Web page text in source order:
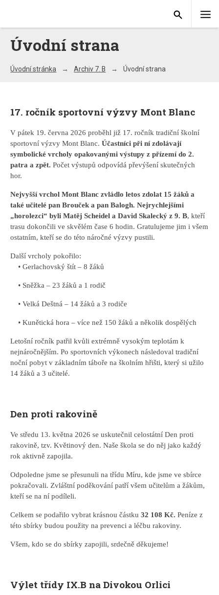
Úvodní strana
Úvodní stránka Archiv 7. B Úvodní strana
17. ročník sportovní výzvy Mont Blanc
V pátek 19. června 2026 proběhl již 17. ročník tradiční školní
sportovní výzvy Mont Blanc.Účastníci při ní zdolávají
symbolické vrcholy opakovanými výstupy z přízemí do 2.
patra a zpět.Počet výstupů odpovídá převýšení skutečných
hor.
Nejvyšší vrchol Mont Blanc zvládlo letos zdolat 15 žáků a
také učitelé pan Brouček a pan Balogh. Nejrychlejšími
„horolezci“ byli Matěj Scheidel a David Skalecký z 9. B, kteří
trasu dokončili ve skvělém čase 6 hodin. Gratulujeme jim i všem
ostatním, kteří se do této náročné výzvy pustili.
Další vrcholy pokořilo:
• Gerlachovský štít – 8 žáků
• Sněžka – 23 žáků a 1 rodič
• Velká Deštná – 14 žáků a 3 rodiče
• Kunětická hora – více než 150 žáků a několik dospělých
Letošní ročník patřil kvůli extrémně vysokým teplotám k
nejnáročnějším. Po sportovních výkonech následoval tradiční
noční pobyt v základním táboře na školním hřišti, který si užilo
14 žáků a 3 učitelé.
Den proti rakovině
Ve středu 13. května 2026 se uskutečnil celostátní Den proti
rakovině, tzv. Květinový den. Naše škola se do něj jako každý
rok aktivně zapojila.
Odpoledne jsme se přesunuli na třídu Míru, kde jsme ve sbírce
pokračovali. Zvláštní poděkování patří všem učitelům a žákům,
kteří se na ní podíleli.
Celkem se podařilo vybrat krásnou částku32 108 Kč. Peníze z
této sbírky budou použity na prevenci a léčbu rakoviny.
Všem, kdo se do sbírky zapojili, srdečně děkujeme!
Výlet třídy IX.B na Divokou Orlici